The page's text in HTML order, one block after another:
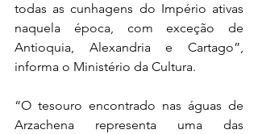
todas as cunhagens do Império ativas
naquela época, com exceção de
Antioquia, Alexandria e Cartago”,
informa o Ministério da Cultura.
“O tesouro encontrado nas águas de
Arzachena representa uma das